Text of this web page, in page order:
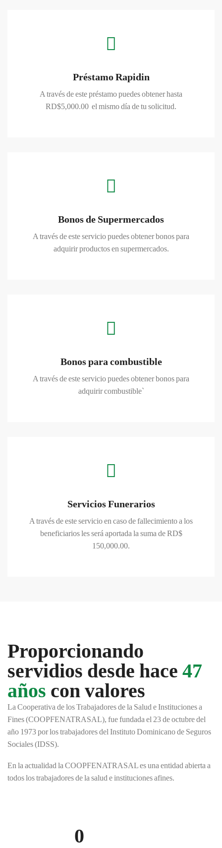
CONOCER MAS
Préstamo Rapidin
A través de este préstamo puedes obtener hasta
RD$5,000.00 el mismo día de tu solicitud.
CONOCER MAS
Bonos de Supermercados
A través de este servicio puedes obtener bonos para
adquirir productos en supermercados.
CONOCER MAS
Bonos para combustible
A través de este servicio puedes obtener bonos para
adquirir combustible`
CONOCER MAS
Servicios Funerarios
A través de este servicio en caso de fallecimientoa los
beneficiarios les será aportada la suma de RD$
150,000.00.
CONOCER MAS
Proporcionando
servidios desde hace 47
años con valores
La Cooperativa de los Trabajadores de la Salud e Instituciones a
Fines (COOPFENATRASAL), fue fundada el 23 de octubre del
año 1973 por los trabajadores del Instituto Dominicano de Seguros
Sociales (IDSS).
En la actualidad la COOPFENATRASAL es una entidad abierta a
todos los trabajadores de la salud e instituciones afines.
0